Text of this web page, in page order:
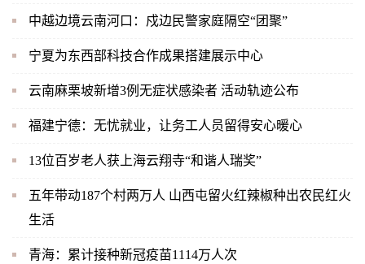
中越边境云南河口：戍边民警家庭隔空“团聚”
宁夏为东西部科技合作成果搭建展示中心
云南麻栗坡新增3例无症状感染者 活动轨迹公布
福建宁德：无忧就业，让务工人员留得安心暖心
13位百岁老人获上海云翔寺“和谐人瑞奖”
五年带动187个村两万人 山西屯留火红辣椒种出农民红火
生活
青海：累计接种新冠疫苗1114万人次